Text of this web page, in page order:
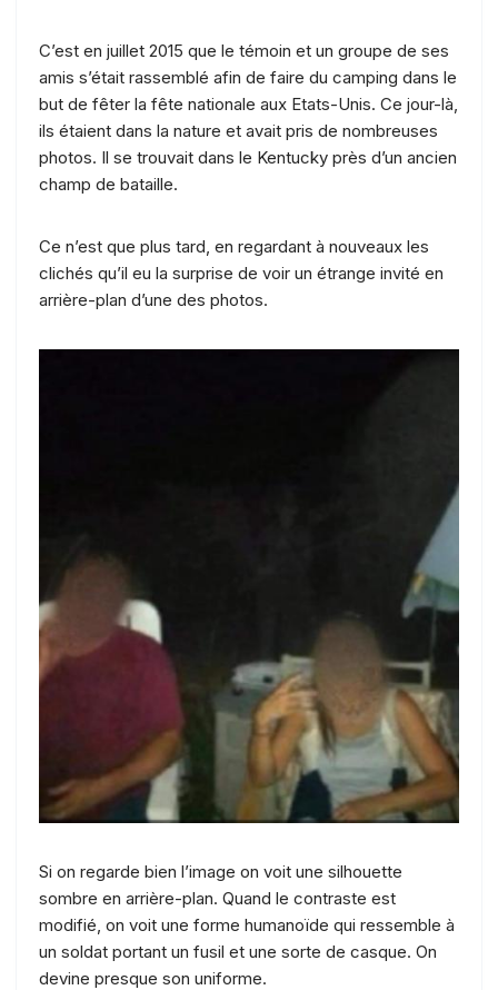
C’est en juillet 2015 que le témoin et un groupe de ses
amis s’était rassemblé afin de faire du camping dans le
but de fêter la fête nationale aux Etats-Unis. Ce jour-là,
ils étaient dans la nature et avait pris de nombreuses
photos. Il se trouvait dans le Kentucky près d’un ancien
champ de bataille.
Ce n’est que plus tard, en regardant à nouveaux les
clichés qu’il eu la surprise de voir un étrange invité en
arrière-plan d’une des photos.
Si on regarde bien l’image on voit une silhouette
sombre en arrière-plan. Quand le contraste est
modifié, on voit une forme humanoïde qui ressemble à
un soldat portant un fusil et une sorte de casque. On
devine presque son uniforme.